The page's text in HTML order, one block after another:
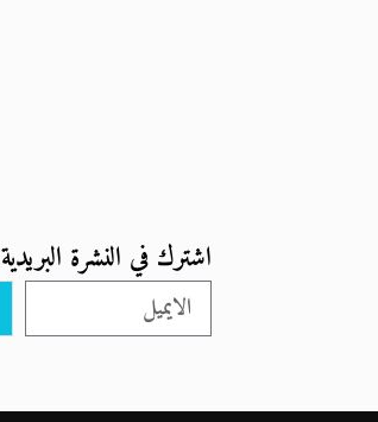
اشترك في النشرة البريدية